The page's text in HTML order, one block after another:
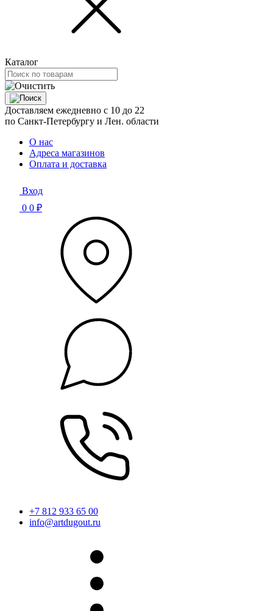
Каталог
Доставляем ежедневно с 10 до 22
по Санкт-Петербургу и Лен. области
О нас
Адреса магазинов
Оплата и доставка
Вход
0 0 ₽
+7 812 933 65 00
info@artdugout.ru